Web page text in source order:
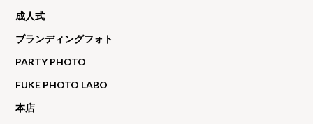
成人式
ブランディングフォト
PARTY PHOTO
FUKE PHOTO LABO
本店